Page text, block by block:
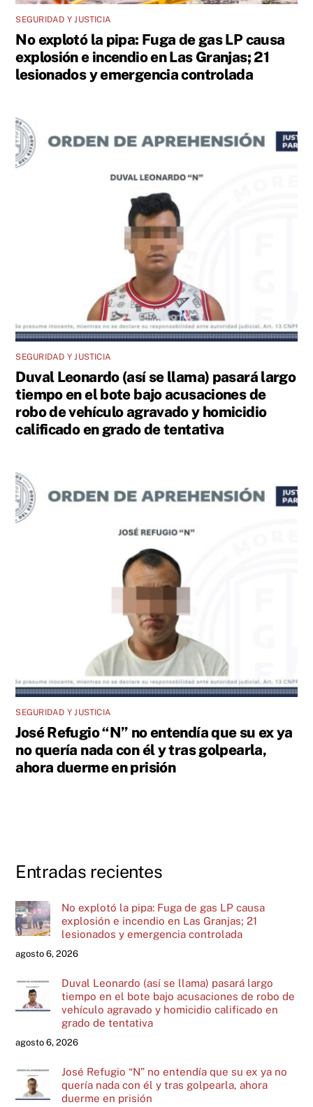
SEGURIDAD Y JUSTICIA
No explotó la pipa: Fuga de gas LP causa
explosión e incendio en Las Granjas; 21
lesionados y emergencia controlada
SEGURIDAD Y JUSTICIA
Duval Leonardo (así se llama) pasará largo
tiempo en el bote bajo acusaciones de
robo de vehículo agravado y homicidio
calificado en grado de tentativa
SEGURIDAD Y JUSTICIA
José Refugio “N” no entendía que su ex ya
no quería nada con él y tras golpearla,
ahora duerme en prisión
Entradas recientes
No explotó la pipa: Fuga de gas LP causa
explosión e incendio en Las Granjas; 21
lesionados y emergencia controlada
agosto 6, 2026
Duval Leonardo (así se llama) pasará largo
tiempo en el bote bajo acusaciones de robo de
vehículo agravado y homicidio calificado en
grado de tentativa
agosto 6, 2026
José Refugio “N” no entendía que su ex ya no
quería nada con él y tras golpearla, ahora
duerme en prisión